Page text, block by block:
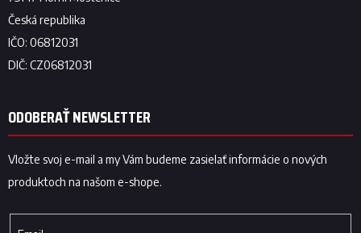
ODOBERAŤ NEWSLETTER
Vložte svoj e-mail a my Vám budeme zasielať informácie o nových
produktoch na našom e-shope.